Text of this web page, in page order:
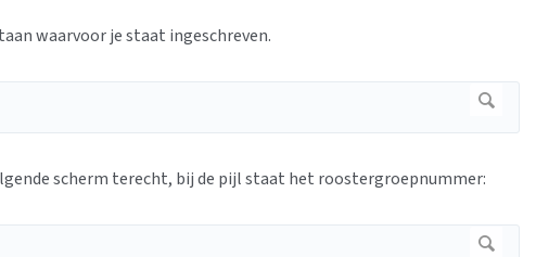
waarvoor je staat ingeschreven.
scherm terecht, bij de pijl staat het roostergroepnummer: